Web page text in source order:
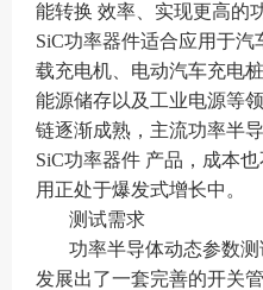
能转换 效率、实现更高的
SiC功率器件适合应用于
载充电机、电动汽车充电
能源储存以及工业电源等
链逐渐成熟，主流功率半
SiC功率器件 产品，成本
用正处于爆发式增长中。
测试需求
功率半导体动态参数
发展出了一套完善的开关